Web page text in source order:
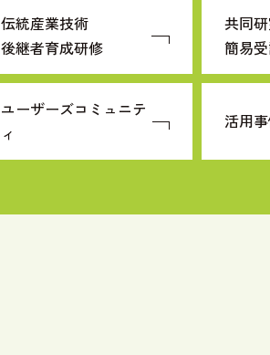
伝統産業技術
後継者育成研修
共同
簡易
ユーザーズコミュニテ
ィ
活用